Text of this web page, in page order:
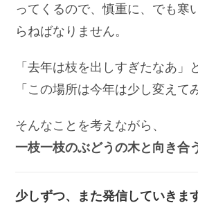
ってくるので、慎重に、でも寒
らねばなりません。
「去年は枝を出しすぎたなあ」
「この場所は今年は少し変えて
そんなことを考えながら、
一枝一枝のぶどうの木と向き合
少しずつ、また発信していきま